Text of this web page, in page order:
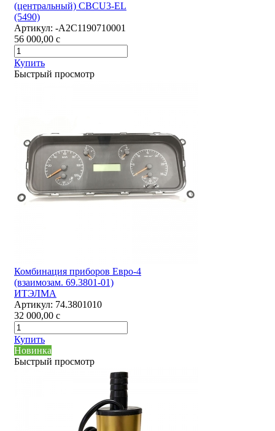
(центральный) CBCU3-EL
(5490)
Артикул: -А2С1190710001
56 000,00 c
Купить
Быстрый просмотр
Комбинация приборов Евро-4
(взаимозам. 69.3801-01)
ИТЭЛМА
Артикул: 74.3801010
32 000,00 c
Купить
Новинка
Быстрый просмотр